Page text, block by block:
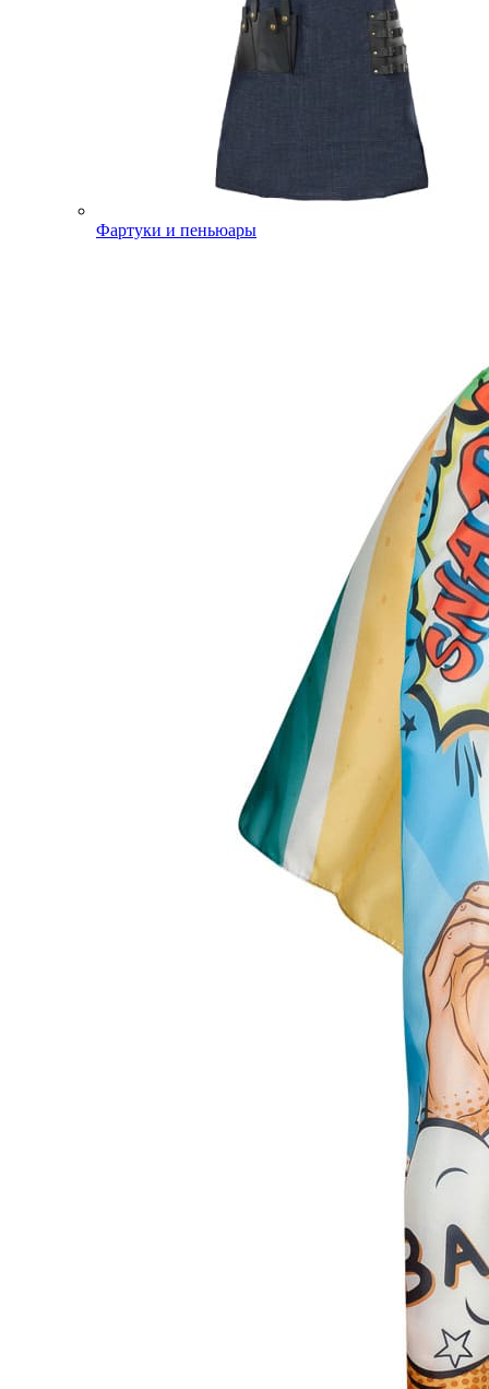
Фартуки и пеньюары